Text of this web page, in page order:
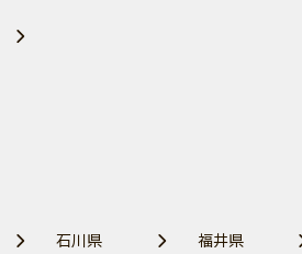
石川県
福井県